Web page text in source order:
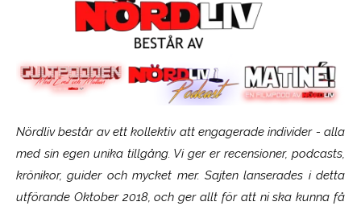
Nördliv består av ett kollektiv att engagerade individer - alla
med sin egen unika tillgång. Vi ger er recensioner, podcasts,
krönikor, guider och mycket mer. Sajten lanserades i detta
utförande Oktober 2018, och ger allt för att ni ska kunna få